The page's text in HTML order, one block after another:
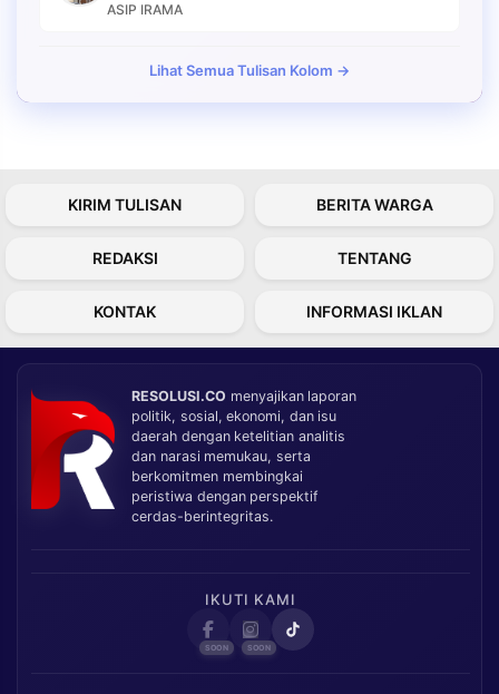
ASIP IRAMA
Lihat Semua Tulisan Kolom →
KIRIM TULISAN BERITA WARGA
REDAKSI TENTANG
KONTAK INFORMASI IKLAN
RESOLUSI.CO menyajikan laporan
politik, sosial, ekonomi, dan isu
daerah dengan ketelitian analitis
dan narasi memukau, serta
berkomitmen membingkai
peristiwa dengan perspektif
cerdas-berintegritas.
IKUTI KAMI